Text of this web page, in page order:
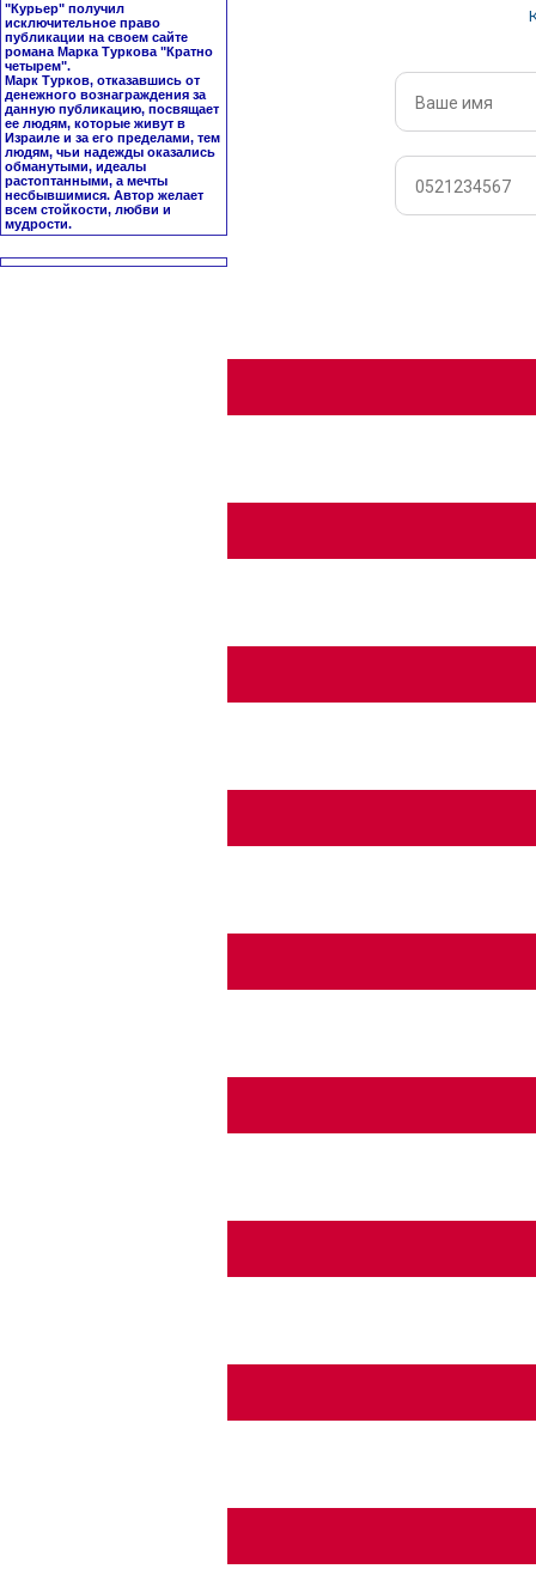
"Курьер" получил
исключительное право
публикации на своем сайте
романа Марка Туркова "Кратно
четырем".
Марк Турков, отказавшись от
денежного вознаграждения за
данную публикацию, посвящает
ее людям, которые живут в
Израиле и за его пределами, тем
людям, чьи надежды оказались
обманутыми, идеалы
растоптанными, а мечты
несбывшимися. Автор желает
всем стойкости, любви и
мудрости.